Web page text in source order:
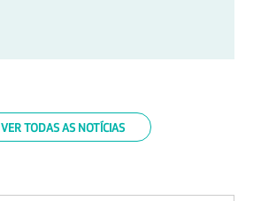
VER TODAS AS NOTÍCIAS